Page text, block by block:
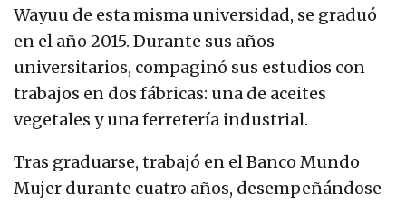
Wayuu de esta misma universidad, se graduó
en el año 2015. Durante sus años
universitarios, compaginó sus estudios con
trabajos en dos fábricas: una de aceites
vegetales y una ferretería industrial.
Tras graduarse, trabajó en el Banco Mundo
Mujer durante cuatro años, desempeñándose